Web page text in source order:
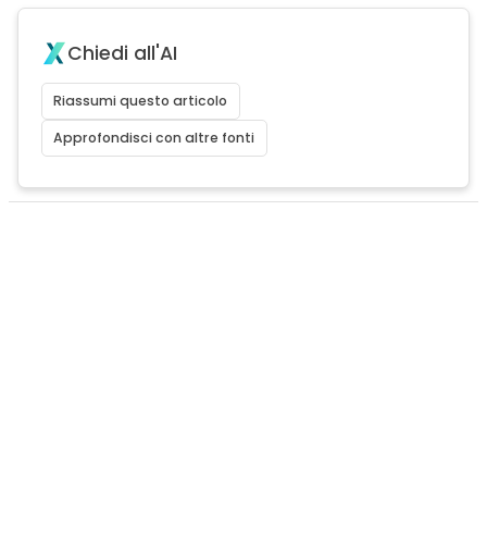
Chiedi all'AI
Riassumi questo articolo
Approfondisci con altre fonti